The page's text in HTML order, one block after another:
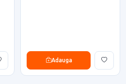
Adauga